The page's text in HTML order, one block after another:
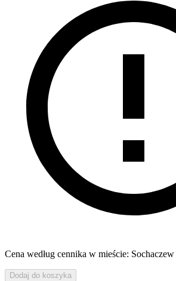
Cena według cennika w mieście: Sochaczew
Dodaj do koszyka